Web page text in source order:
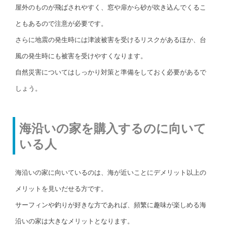
屋外のものが飛ばされやすく、窓や扉から砂が吹き込んでくるこ
ともあるので注意が必要です。
さらに地震の発生時には津波被害を受けるリスクがあるほか、台
風の発生時にも被害を受けやすくなります。
自然災害についてはしっかり対策と準備をしておく必要があるで
しょう。
海沿いの家を購入するのに向いて
いる人
海沿いの家に向いているのは、海が近いことにデメリット以上の
メリットを見いだせる方です。
サーフィンや釣りが好きな方であれば、頻繁に趣味が楽しめる海
沿いの家は大きなメリットとなります。